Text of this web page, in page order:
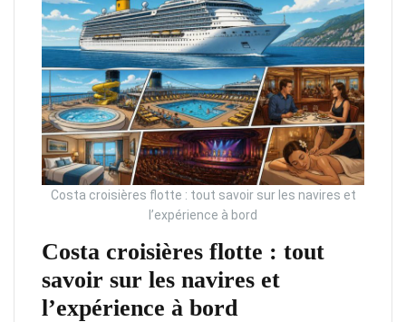
Costa croisières flotte : tout savoir sur les navires et
l’expérience à bord
Costa croisières flotte : tout
savoir sur les navires et
l’expérience à bord